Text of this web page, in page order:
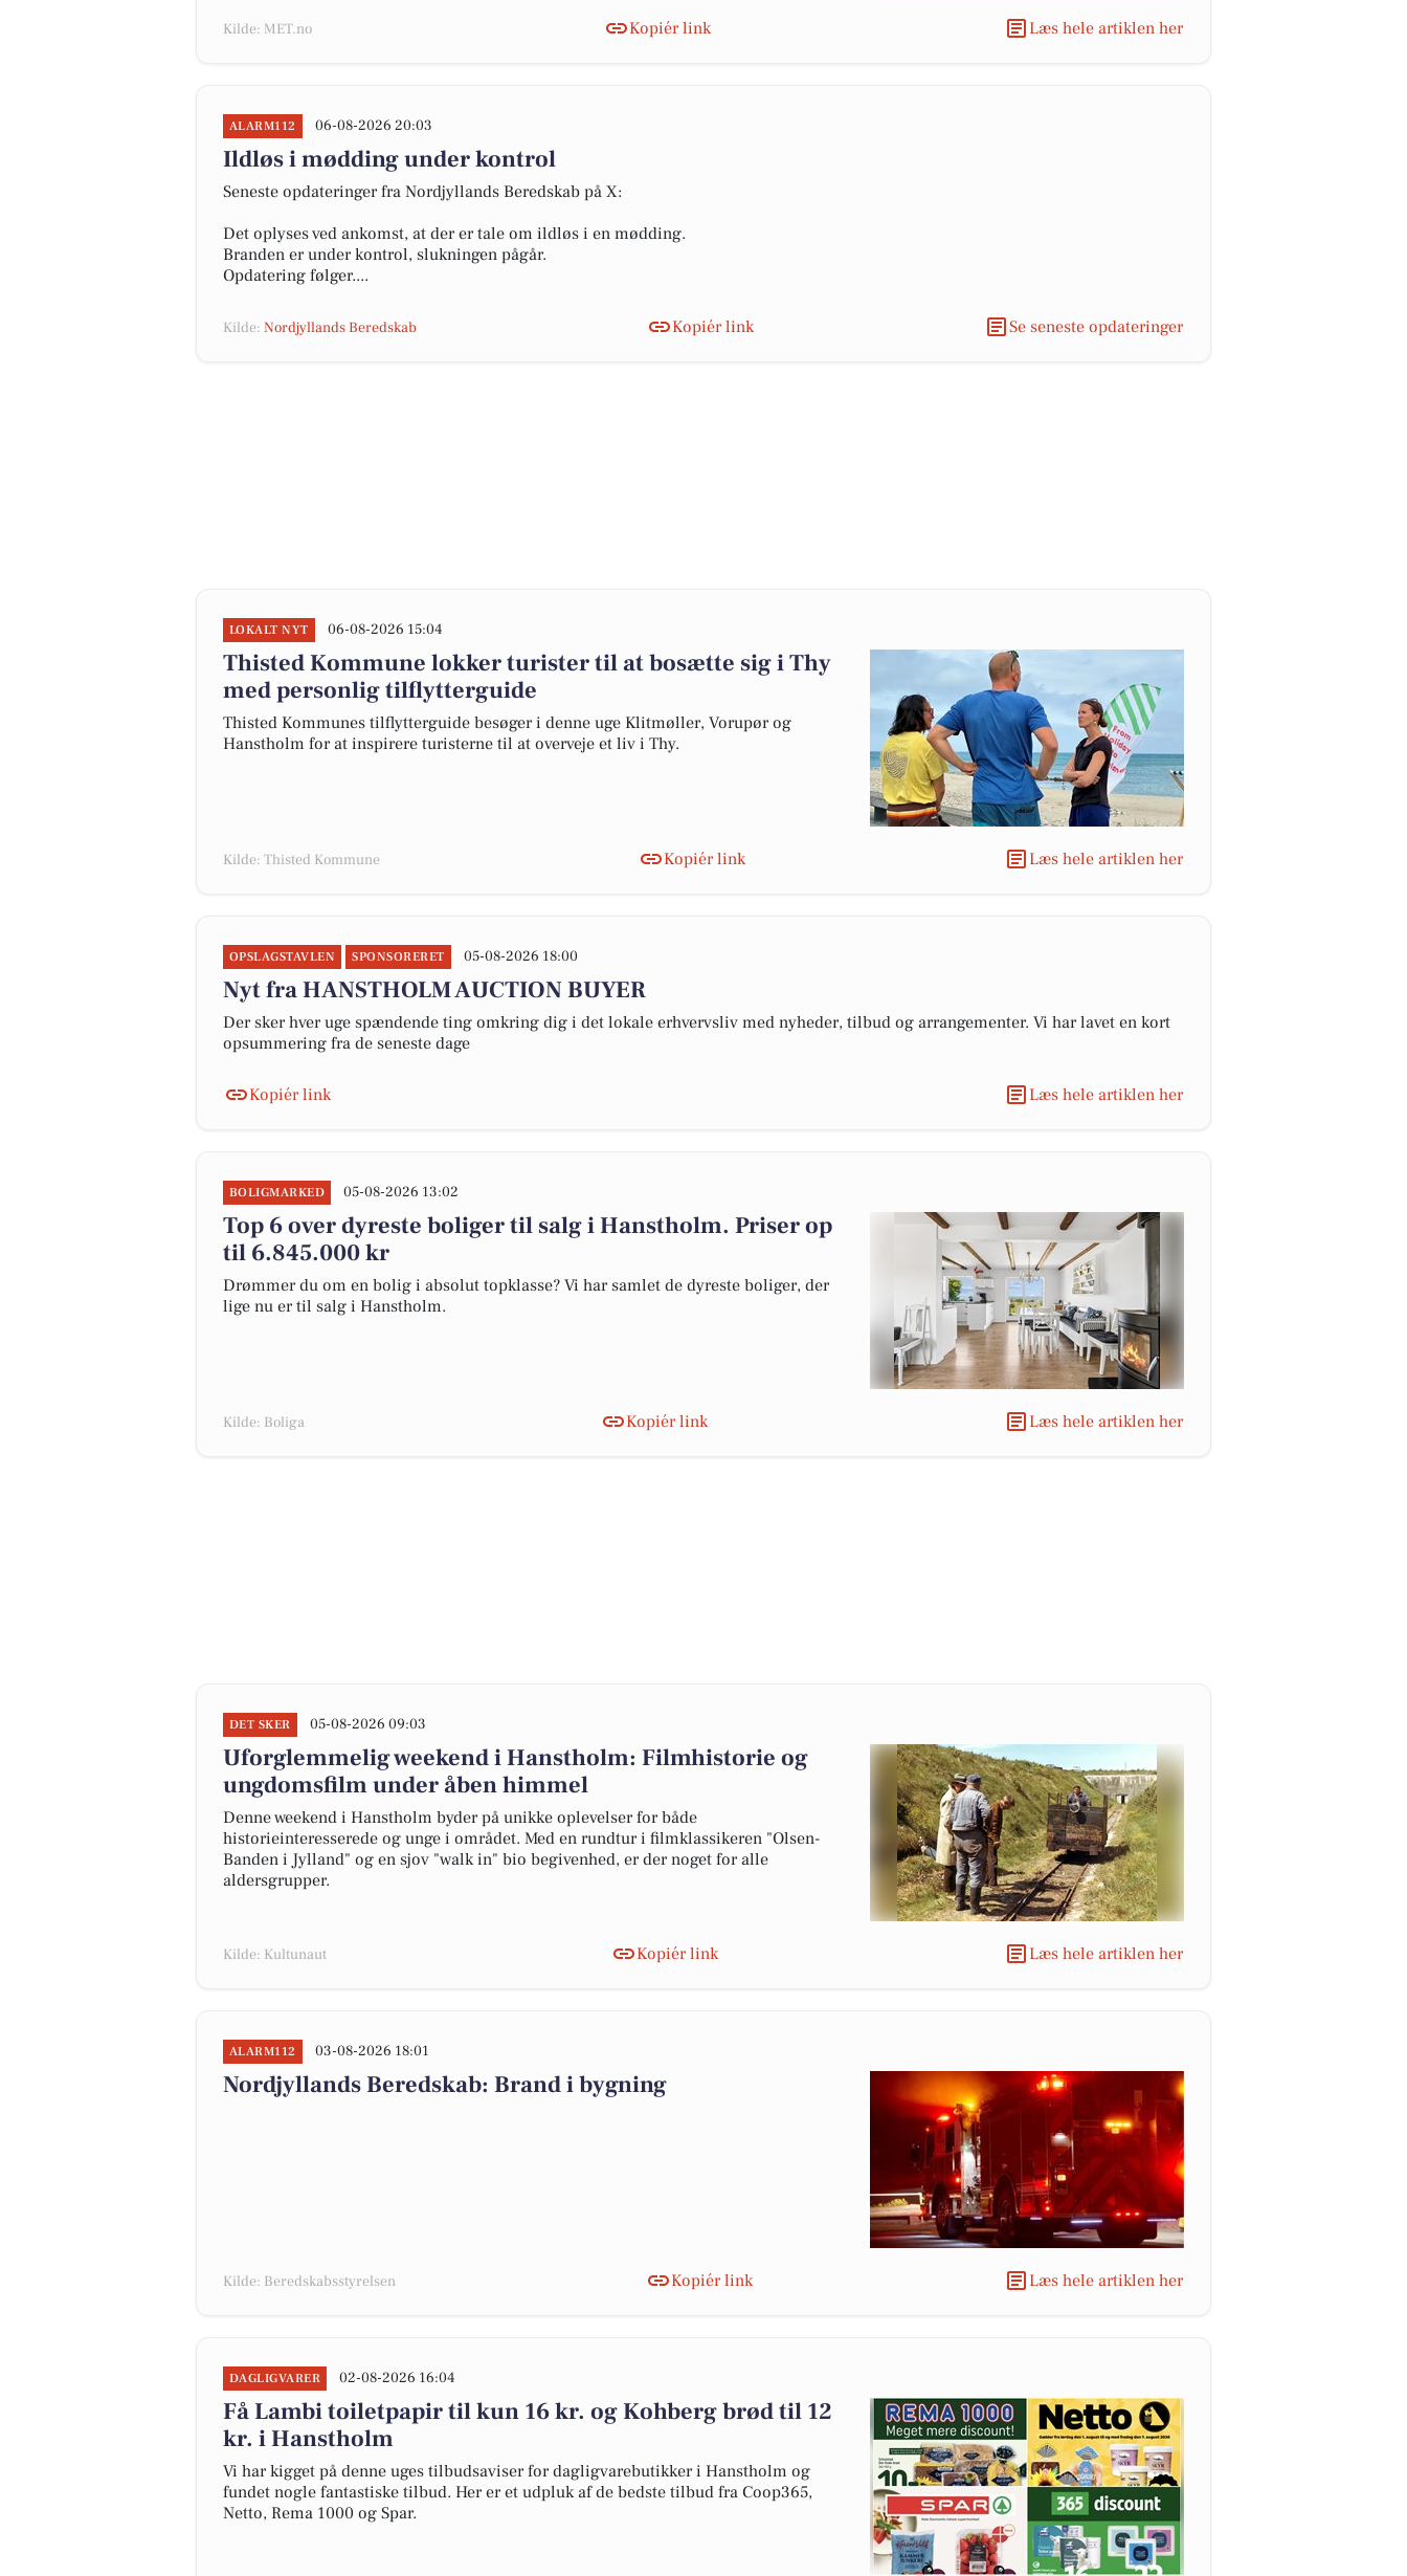
Kilde: MET.no Kopiér link Læs hele artiklen her
ALARM112 06-08-2026 20:03
Ildløs i mødding under kontrol
Seneste opdateringer fra Nordjyllands Beredskab på X:
Det oplyses ved ankomst, at der er tale om ildløs i en mødding.
Branden er under kontrol, slukningen pågår.
Opdatering følger....
Kilde: Nordjyllands Beredskab Kopiér link Se seneste opdateringer
LOKALT NYT 06-08-2026 15:04
Thisted Kommune lokker turister til at bosætte sig i Thy
med personlig tilflytterguide
Thisted Kommunes tilflytterguide besøger i denne uge Klitmøller, Vorupør og
Hanstholm for at inspirere turisterne til at overveje et liv i Thy.
Kilde: Thisted Kommune Kopiér link Læs hele artiklen her
OPSLAGSTAVLEN SPONSORERET 05-08-2026 18:00
Nyt fra HANSTHOLM AUCTION BUYER
Der sker hver uge spændende ting omkring dig i det lokale erhvervsliv med nyheder, tilbud og arrangementer. Vi har lavet en kort
opsummering fra de seneste dage
Kopiér link Læs hele artiklen her
BOLIGMARKED 05-08-2026 13:02
Top 6 over dyreste boliger til salg i Hanstholm. Priser op
til 6.845.000 kr
Drømmer du om en bolig i absolut topklasse? Vi har samlet de dyreste boliger, der
lige nu er til salg i Hanstholm.
Kilde: Boliga Kopiér link Læs hele artiklen her
DET SKER 05-08-2026 09:03
Uforglemmelig weekend i Hanstholm: Filmhistorie og
ungdomsfilm under åben himmel
Denne weekend i Hanstholm byder på unikke oplevelser for både
historieinteresserede og unge i området. Med en rundtur i filmklassikeren "Olsen-
Banden i Jylland" og en sjov "walk in" bio begivenhed, er der noget for alle
aldersgrupper.
Kilde: Kultunaut Kopiér link Læs hele artiklen her
ALARM112 03-08-2026 18:01
Nordjyllands Beredskab: Brand i bygning
Kilde: Beredskabsstyrelsen Kopiér link Læs hele artiklen her
DAGLIGVARER 02-08-2026 16:04
Få Lambi toiletpapir til kun 16 kr. og Kohberg brød til 12
kr. i Hanstholm
Vi har kigget på denne uges tilbudsaviser for dagligvarebutikker i Hanstholm og
fundet nogle fantastiske tilbud. Her er et udpluk af de bedste tilbud fra Coop365,
Netto, Rema 1000 og Spar.